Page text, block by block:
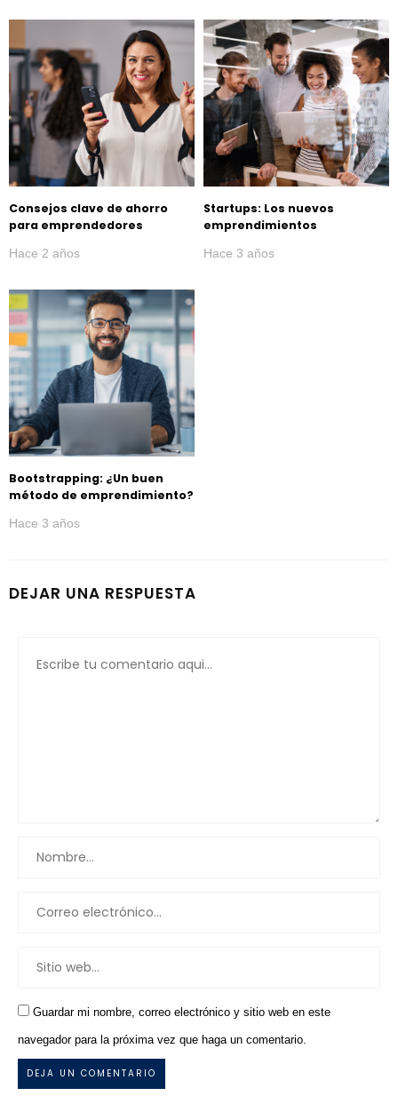
Consejos clave de ahorro
para emprendedores
Hace 2 años
Startups: Los nuevos
emprendimientos
Hace 3 años
Bootstrapping: ¿Un buen
método de emprendimiento?
Hace 3 años
DEJAR UNA RESPUESTA
Guardar mi nombre, correo electrónico y sitio web en este
navegador para la próxima vez que haga un comentario.